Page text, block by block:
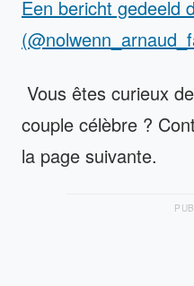
Een bericht gedeeld
Vous êtes curieux
couple célèbre ?
la page suivante.